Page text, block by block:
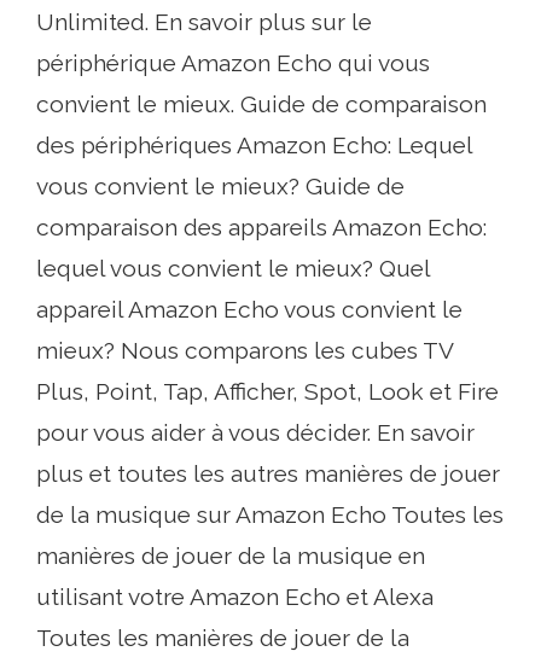
Unlimited. En savoir plus sur le
périphérique Amazon Echo qui vous
convient le mieux. Guide de comparaison
des périphériques Amazon Echo: Lequel
vous convient le mieux? Guide de
comparaison des appareils Amazon Echo:
lequel vous convient le mieux? Quel
appareil Amazon Echo vous convient le
mieux? Nous comparons les cubes TV
Plus, Point, Tap, Afficher, Spot, Look et Fire
pour vous aider à vous décider. En savoir
plus et toutes les autres manières de jouer
de la musique sur Amazon Echo Toutes les
manières de jouer de la musique en
utilisant votre Amazon Echo et Alexa
Toutes les manières de jouer de la